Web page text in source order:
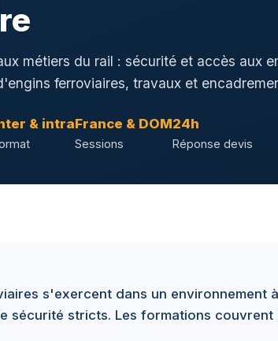
métiers du rail : sécurité et accès aux
ferroviaires, travaux et
& intraFrance & DOM
Sessions
24h
Réponse devis
s'exercent dans un
sécurité stricts. Les formations